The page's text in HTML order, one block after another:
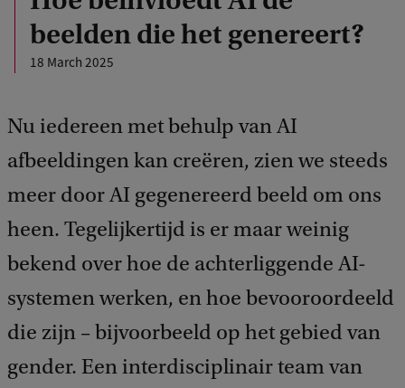
beelden die het genereert?
18 March 2025
Nu iedereen met behulp van AI
afbeeldingen kan creëren, zien we steeds
meer door AI gegenereerd beeld om ons
heen. Tegelijkertijd is er maar weinig
bekend over hoe de achterliggende AI-
systemen werken, en hoe bevooroordeeld
die zijn – bijvoorbeeld op het gebied van
gender. Een interdisciplinair team van